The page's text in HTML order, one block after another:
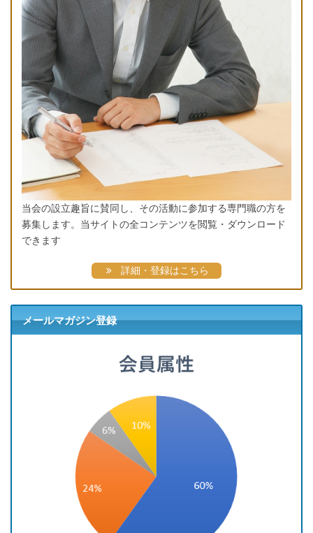
当会の設立趣旨に賛同し、その活動に参加する専門職の方を
募集します。当サイトの全コンテンツを閲覧・ダウンロード
できます
詳細・登録はこちら
メールマガジン登録